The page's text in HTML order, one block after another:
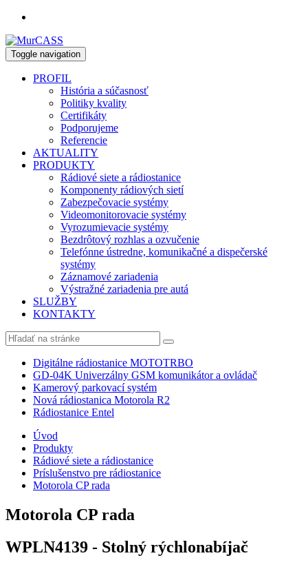
Toggle navigation
PROFIL
História a súčasnosť
Politiky kvality
Certifikáty
Podporujeme
Referencie
AKTUALITY
PRODUKTY
Rádiové siete a rádiostanice
Komponenty rádiových sietí
Zabezpečovacie systémy
Videomonitorovacie systémy
Vyrozumievacie systémy
Bezdrôtový rozhlas a ozvučenie
Telefónne ústredne, komunikačné a dispečerské
systémy
Záznamové zariadenia
Výstražné zariadenia pre autá
SLUŽBY
KONTAKTY
Digitálne rádiostanice MOTOTRBO
GD-04K Univerzálny GSM komunikátor a ovládač
Kamerový parkovací systém
Nová rádiostanica Motorola R2
Rádiostanice Entel
Úvod
Produkty
Rádiové siete a rádiostanice
Príslušenstvo pre rádiostanice
Motorola CP rada
Motorola CP rada
WPLN4139 - Stolný rýchlonabíjač